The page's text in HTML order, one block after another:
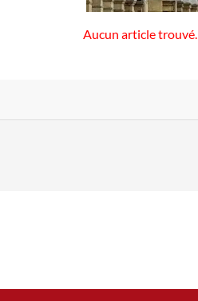
Aucun article trouvé.